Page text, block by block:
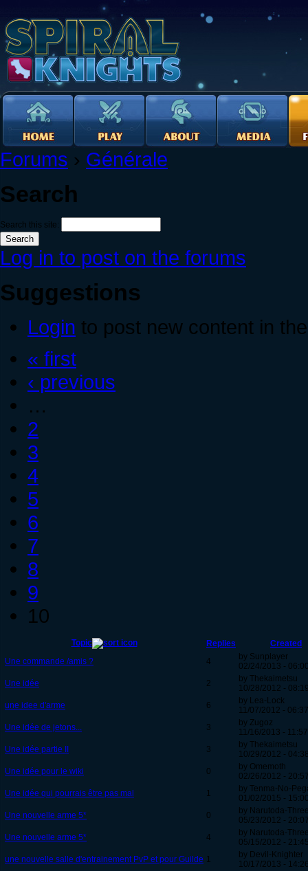
Forums › Générale
Search
Search this site:
Log in to post on the forums
Suggestions
Login to post new content in
« first
‹ previous
…
2
3
4
5
6
7
8
9
10
Topic Replies
Created
Une commande /amis ?
4
by Sunplayer
02/24/2013 -
Une idée
2
by Thekaimetsu
10/28/2012 -
une idee d'arme
6
by Lea-Lock
11/07/2012 - 06:37
Une idée de jetons...
3
by Zugoz
11/16/2013 - 11:57
Une idée partie II
3
by Thekaimetsu
10/29/2012 -
Une idée pour le wiki
0
by Omemoth
02/26/2012 -
Une idée qui pourrais être pas mal
1
by Tenma-No-
01/02/2015 -
Une nouvelle arme 5*
0
by Narutoda-
05/23/2012 -
Une nouvelle arme 5*
4
by Narutoda-
05/15/2012 -
une nouvelle salle d'entrainement PvP et pour Guilde 1
by Devil-Knighter
10/17/2013 -